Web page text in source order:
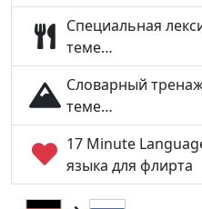
Специальная
теме…
Словарный
теме…
17 Minute
языка для флирта